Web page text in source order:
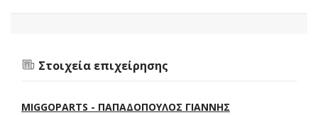
Στοιχεία επιχείρησης
MIGGOPARTS - ΠΑΠΑΔΟΠΟΥΛΟΣ ΓΙΑΝΝΗΣ